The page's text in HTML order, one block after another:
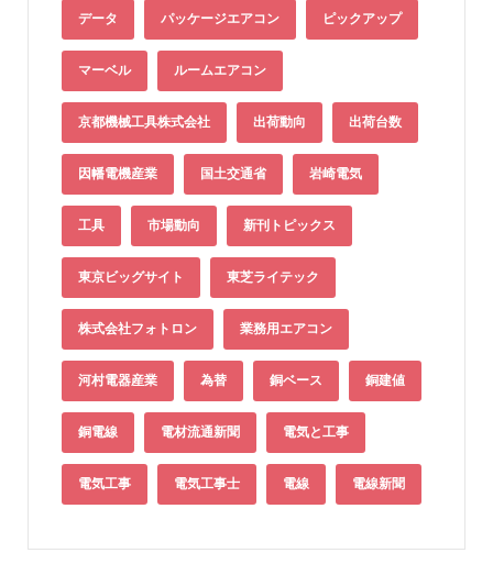
データ パッケージエアコン ピックアップ
マーベル ルームエアコン
京都機械工具株式会社 出荷動向 出荷台数
因幡電機産業 国土交通省 岩崎電気
工具 市場動向 新刊トピックス
東京ビッグサイト 東芝ライテック
株式会社フォトロン 業務用エアコン
河村電器産業 為替 銅ベース 銅建値
銅電線 電材流通新聞 電気と工事
電気工事 電気工事士 電線 電線新聞